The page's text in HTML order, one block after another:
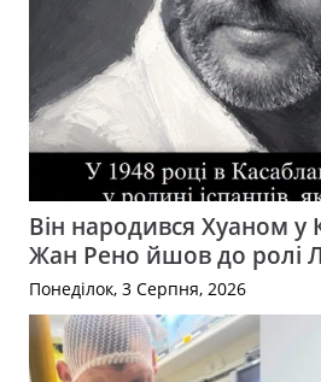
Він народився Хуаном у
Жан Рено йшов до ролі
Понеділок, 3 Серпня, 2026